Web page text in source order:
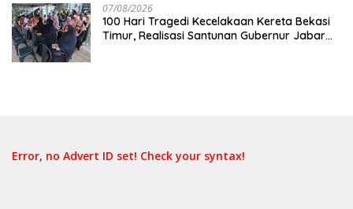
07/08/2026
100 Hari Tragedi Kecelakaan Kereta Bekasi
Timur, Realisasi Santunan Gubernur Jabar
Error, no Advert ID set! Check your syntax!